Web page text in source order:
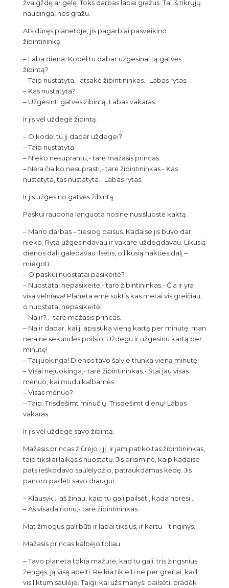
žvaigždę ar gėlę. Toks darbas labai gražus. Tai iš tikrųjų
naudinga, nes gražu.
Atsidūręs planetoje, jis pagarbiai pasveikino
žibintininką.
– Laba diena. Kodėl tu dabar užgesinai tą gatvės
žibintą?
– Taip nustatyta,- atsakė žibintininkas.- Labas rytas.
– Kas nustatyta?
– Užgesinti gatvės žibintą. Labas vakaras.
Ir jis vėl uždegė žibintą.
– O kodėl tu jį dabar uždegei?
– Taip nustatyta.
– Nieko nesuprantu,- tarė mažasis princas.
– Nėra čia ko nesuprasti,- tarė žibintininkas.- Kas
nustatyta, tas nustatyta.- Labas rytas.
Ir jis užgesino gatvės žibintą.
Paskui raudona languota nosine nusišluostė kaktą.
– Mano darbas – tiesiog baisus. Kadaise jis buvo dar
nieko. Rytą užgesindavau ir vakare uždegdavau. Likusią
dienos dalį galėdavau ilsėtis, o likusią nakties dalį –
miegoti…
– O paskui nuostatai pasikeitė?
– Nuostatai nepasikeitė,- tarė žibintininkas.- Čia ir yra
visa velniava! Planeta ėmė suktis kas metai vis greičiau,
o nuostatai nepasikeitė!
– Na ir?..- tarė mažasis princas.
– Na ir dabar, kai ji apsisuka vieną kartą per minutę, man
nėra nė sekundės poilsio. Uždegu ir užgesinu kartą per
minutę!
– Tai juokinga! Dienos tavo šalyje trunka vieną minutę!
– Visai nejuokinga,- tarė žibintininkas.- Štai jau visas
mėnuo, kai mudu kalbamės.
– Visas mėnuo?
– Taip. Trisdešimt minučių. Trisdešimt dienų! Labas
vakaras.
Ir jis vėl uždegė savo žibintą.
Mažasis princas žiūrėjo į jį, ir jam patiko tas žibintininkas,
taip tiksliai laikąsis nuostatų. Jis prisiminė, kaip kadaise
pats ieškodavo saulėlydžio, patraukdamas kėdę. Jis
panoro padėti savo draugui.
– Klausyk… aš žinau, kaip tu gali pailsėti, kada norėsi…
– Aš visada noriu,- tarė žibintininkas.
Mat žmogus gali būti ir labai tikslus, ir kartu – tinginys.
Mažasis princas kalbėjo toliau:
– Tavo planeta tokia mažutė, kad tu gali, tris žingsnius
žengęs, ją visą apeiti. Reikia tik eiti ne per greitai, kad
vis liktum saulėje. Taigi, kai užsimanysi pailsėti, pradėk